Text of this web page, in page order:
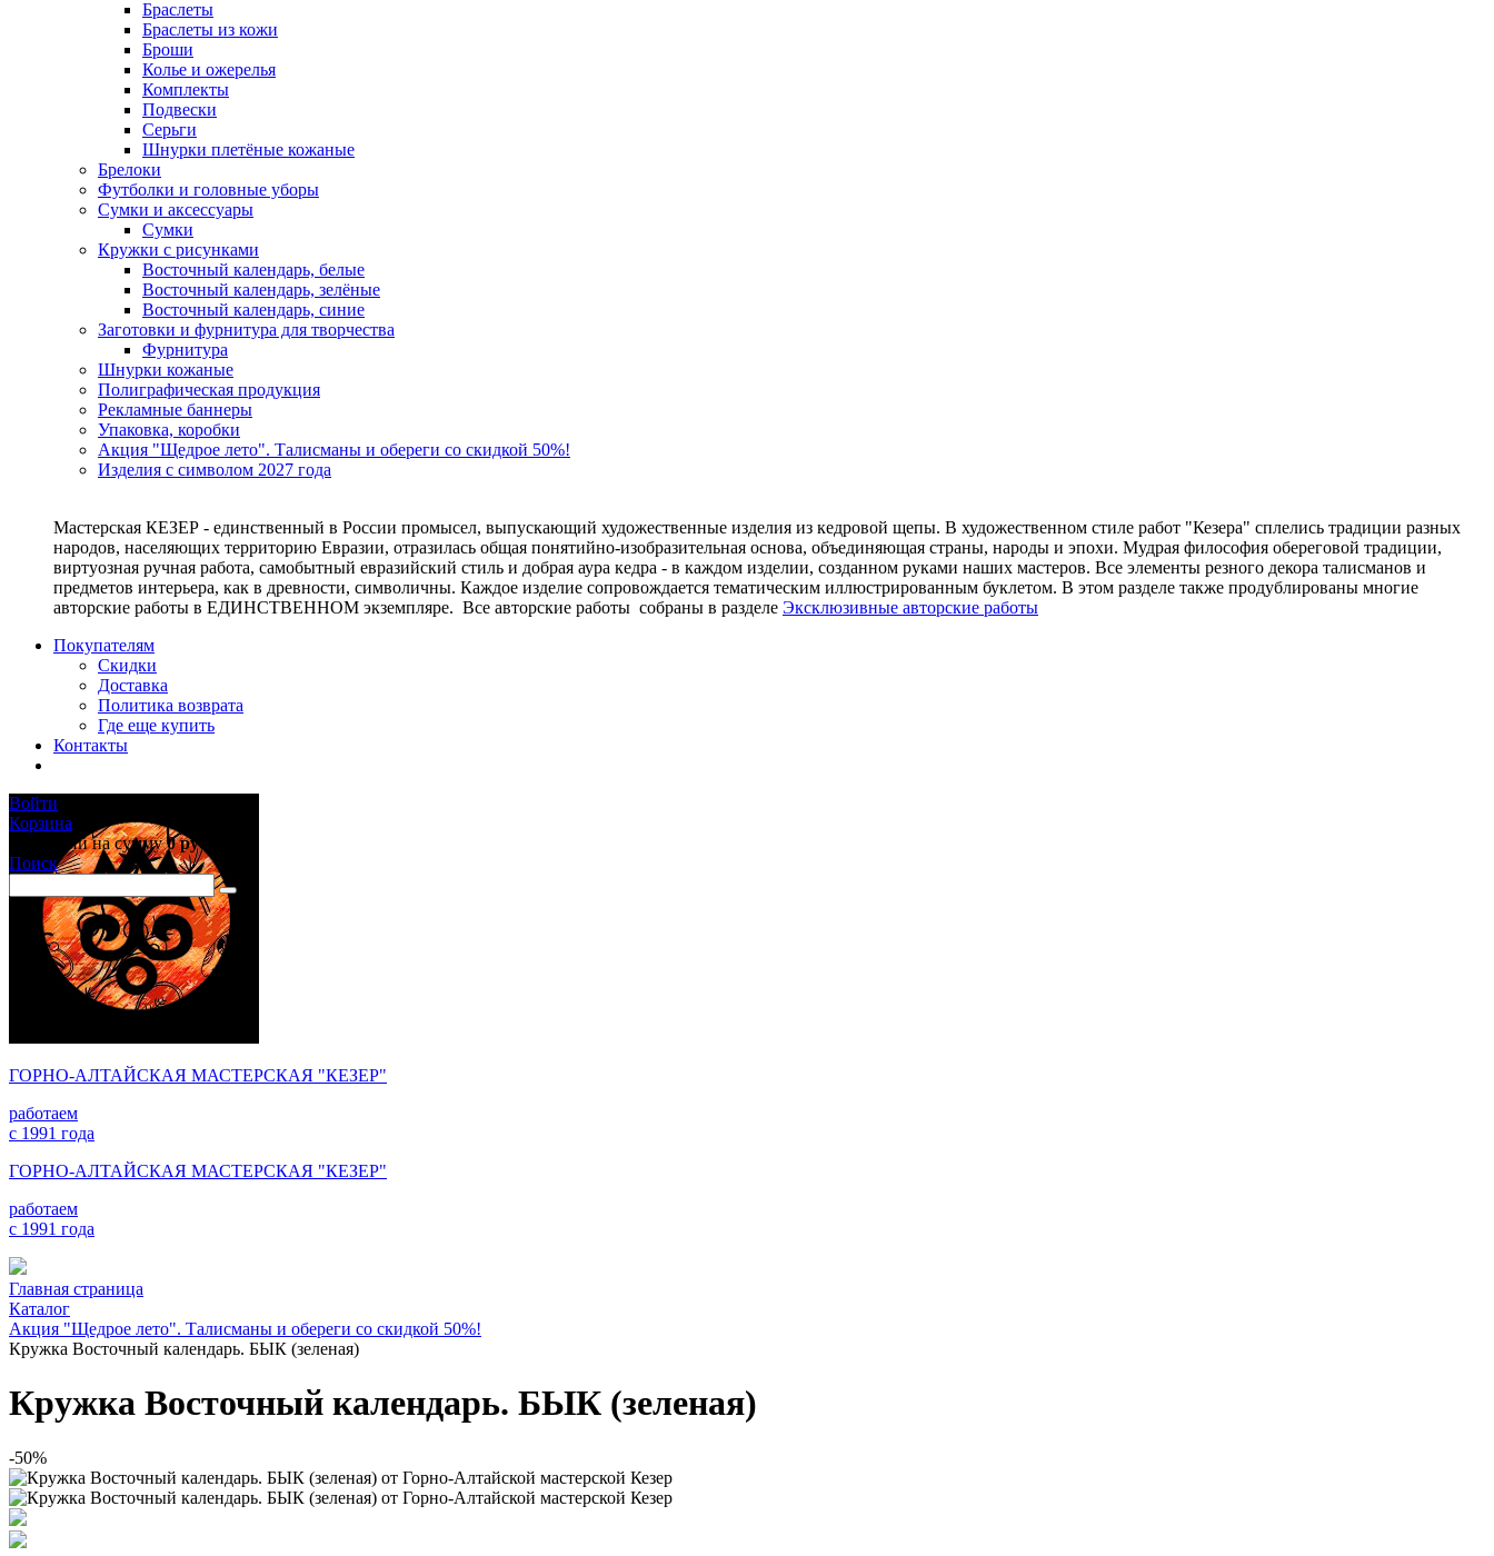
Браслеты
Браслеты из кожи
Броши
Колье и ожерелья
Комплекты
Подвески
Серьги
Шнурки плетёные кожаные
Брелоки
Футболки и головные уборы
Сумки и аксессуары
Сумки
Кружки с рисунками
Восточный календарь, белые
Восточный календарь, зелёные
Восточный календарь, синие
Заготовки и фурнитура для творчества
Фурнитура
Шнурки кожаные
Полиграфическая продукция
Рекламные баннеры
Упаковка, коробки
Акция "Щедрое лето". Талисманы и обереги со скидкой 50%!
Изделия с символом 2027 года
Мастерская КЕЗЕР - единственный в России промысел, выпускающий художественные изделия из кедровой щепы. В художественном стиле работ "Кезера" сплелись традиции разных
народов, населяющих территорию Евразии, отразилась общая понятийно-изобразительная основа, объединяющая страны, народы и эпохи. Мудрая философия обереговой традиции,
виртуозная ручная работа, самобытный евразийский стиль и добрая аура кедра - в каждом изделии, созданном руками наших мастеров. Все элементы резного декора талисманов и
предметов интерьера, как в древности, символичны. Каждое изделие сопровождается тематическим иллюстрированным буклетом. В этом разделе также продублированы многие
авторские работы в ЕДИНСТВЕННОМ экземпляре. Все авторские работы собраны в разделе Эксклюзивные авторские работы
Покупателям
Скидки
Доставка
Политика возврата
Где еще купить
Контакты
Войти
Корзина
0 позицийна сумму0 руб.
Поиск
ГОРНО-АЛТАЙСКАЯ МАСТЕРСКАЯ "КЕЗЕР"
работаем
с 1991 года
ГОРНО-АЛТАЙСКАЯ МАСТЕРСКАЯ "КЕЗЕР"
работаем
с 1991 года
Главная страница
Каталог
Акция "Щедрое лето". Талисманы и обереги со скидкой 50%!
Кружка Восточный календарь. БЫК (зеленая)
Кружка Восточный календарь. БЫК (зеленая)
-50%